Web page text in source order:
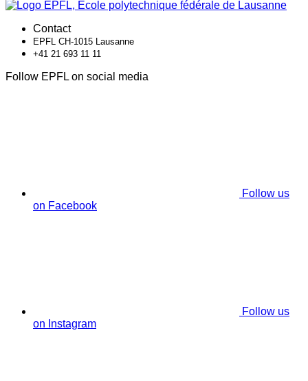
Contact
EPFL CH-1015 Lausanne
+41 21 693 11 11
Follow EPFL on social media
Follow us
on Facebook
Follow us
on Instagram